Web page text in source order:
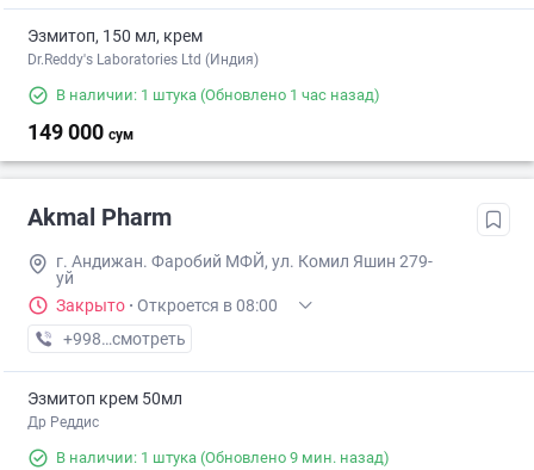
Эзмитоп, 150 мл, крем
Dr.Reddy's Laboratories Ltd (Индия)
В наличии: 1 штука (Обновлено 1 час назад)
149 000 сум
Akmal Pharm
г. Андижан. Фаробий МФЙ, ул. Комил Яшин 279-
уй
Закрыто · Откроется в 08:00
+998 (90) XXX-XX-XX
смотреть
Эзмитоп крем 50мл
Др Реддис
В наличии: 1 штука (Обновлено 9 мин. назад)